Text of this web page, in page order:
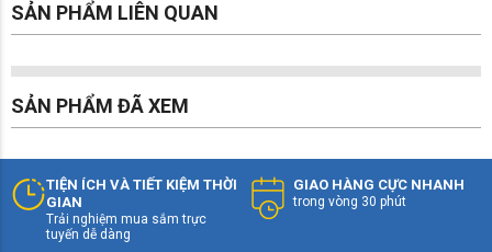
SẢN PHẨM LIÊN QUAN
SẢN PHẨM ĐÃ XEM
TIỆN ÍCH VÀ TIẾT KIỆM THỜI
GIAN
Trải nghiệm mua sắm trực
tuyến dễ dàng
GIAO HÀNG CỰC NHANH
trong vòng 30 phút